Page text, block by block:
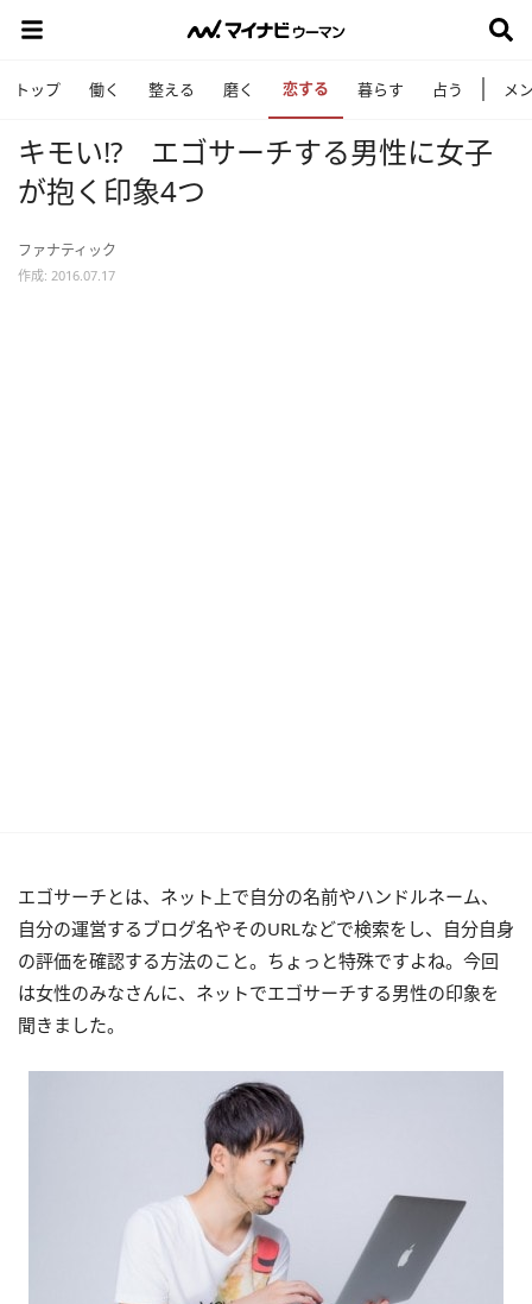
トップ 働く 整える 磨く 恋する 暮らす 占う メ
キモい!? エゴサーチする男性に女子
が抱く印象4つ
ファナティック
作成: 2016.07.17
エゴサーチとは、ネット上で自分の名前やハンドルネーム、
自分の運営するブログ名やそのURLなどで検索をし、自分自身
の評価を確認する方法のこと。ちょっと特殊ですよね。今回
は女性のみなさんに、ネットでエゴサーチする男性の印象を
聞きました。